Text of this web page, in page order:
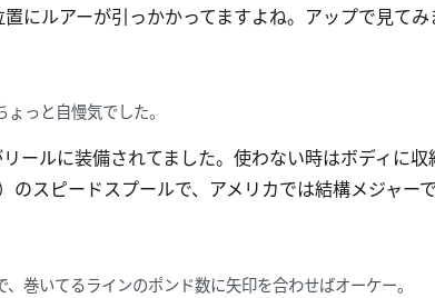
にルアーが引っかかってますよね。アップで見てみ
っと自慢気でした。
ールに装備されてました。使わない時はボディに
のスピードスプールで、アメリカでは結構メジャーで
巻いてるラインのポンド数に矢印を合わせばオーケー。